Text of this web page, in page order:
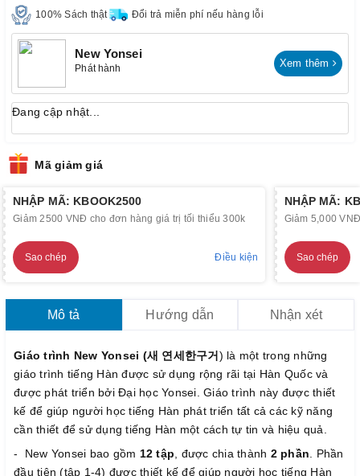
100% Sách thật Đổi trả miễn phí nếu hàng lỗi
New Yonsei
Phát hành Xem thêm
Đang cập nhật...
Mã giảm giá
NHẬP MÃ: KBOOK2500
Giảm 2500 VNĐ cho đơn hàng giá trị tối thiểu 300k
Sao chép Điều kiện
NHẬP MÃ:
Giảm 5,000
Sao chép
Mô tả Hướng dẫn Nhận xét
Giáo trình New Yonsei (새 연세한구거) là một trong những
giáo trình tiếng Hàn được sử dụng rộng rãi tại Hàn Quốc và
được phát triển bởi Đại học Yonsei. Giáo trình này được thiết
kế để giúp người học tiếng Hàn phát triển tất cả các kỹ năng
cần thiết để sử dụng tiếng Hàn một cách tự tin và hiệu quả.
- New Yonsei bao gồm 12 tập , được chia thành 2 phần . Phần
đầu tiên (tập 1-4) được thiết kế để giúp người học tiếng Hàn